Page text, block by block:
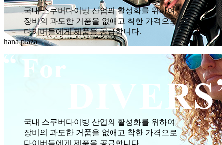
국내 스쿠버다이빙 산업의 활성화를 위하여
장비의 과도한 거품을 없애고 착한 가격으로
다이버들에게 제품을 공급합니다.
hana plaza
국내 스쿠버다이빙 산업의 활성화를 위하여
장비의 과도한 거품을 없애고 착한 가격으로
다이버들에게 제품을 공급합니다.